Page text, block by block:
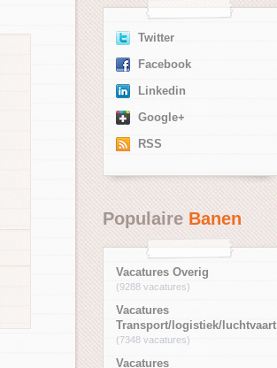
Twitter
Facebook
Linkedin
Google+
RSS
PopulaireBanen
Vacatures Overig
(9288 vacatures)
Vacatures
Transport/logistiek/luchtvaart
(7348 vacatures)
Vacatures